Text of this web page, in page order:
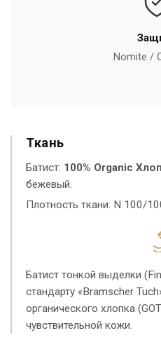
Nomite /
Ткань
Батист: 100% Organic
бежевый.
Плотность ткани: N 100/
Батист тонкой выделки
стандарту «Bramscher
органического хлопка
чувствительной кожи.